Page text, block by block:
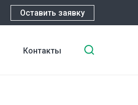
Оставить заявку
Контакты